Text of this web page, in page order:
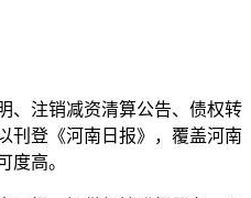
、注销减资清算公告、债权转
刊登《河南日报》，覆盖河南
度高。